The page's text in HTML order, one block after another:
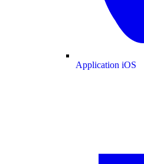
Application iOS